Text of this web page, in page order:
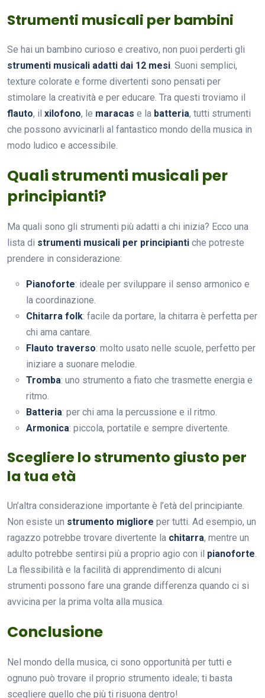
Strumenti musicali per bambini
Se hai un bambino curioso e creativo, non puoi perderti gli
strumenti musicali adatti dai 12 mesi. Suoni semplici,
texture colorate e forme divertenti sono pensati per
stimolare la creatività e per educare. Tra questi troviamo il
flauto, il xilofono, le maracas e la batteria, tutti strumenti
che possono avvicinarli al fantastico mondo della musica in
modo ludico e accessibile.
Quali strumenti musicali per
principianti?
Ma quali sono gli strumenti più adatti a chi inizia? Ecco una
lista di strumenti musicali per principianti che potreste
prendere in considerazione:
Pianoforte: ideale per sviluppare il senso armonico e
la coordinazione.
Chitarra folk: facile da portare, la chitarra è perfetta per
chi ama cantare.
Flauto traverso: molto usato nelle scuole, perfetto per
iniziare a suonare melodie.
Tromba: uno strumento a fiato che trasmette energia e
ritmo.
Batteria: per chi ama la percussione e il ritmo.
Armonica: piccola, portatile e sempre divertente.
Scegliere lo strumento giusto per
la tua età
Un’altra considerazione importante è l’età del principiante.
Non esiste un strumento migliore per tutti. Ad esempio, un
ragazzo potrebbe trovare divertente la chitarra, mentre un
adulto potrebbe sentirsi più a proprio agio con il pianoforte.
La flessibilità e la facilità di apprendimento di alcuni
strumenti possono fare una grande differenza quando ci si
avvicina per la prima volta alla musica.
Conclusione
Nel mondo della musica, ci sono opportunità per tutti e
ognuno può trovare il proprio strumento ideale; ti basta
scegliere quello che più ti risuona dentro!